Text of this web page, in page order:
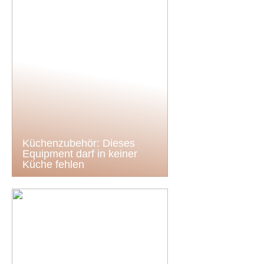
Küchenzubehör: Dieses
Equipment darf in keiner
Küche fehlen